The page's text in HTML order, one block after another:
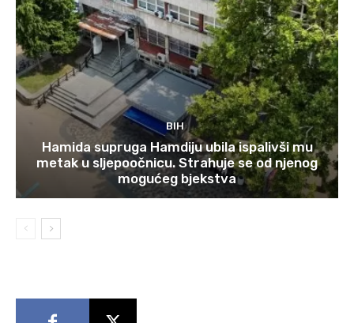
BIH
Hamida supruga Hamdiju ubila ispalivši mu
metak u sljepoočnicu. Strahuje se od njenog
mogućeg bjekstva